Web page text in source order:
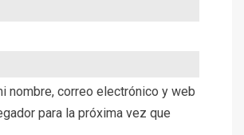
nombre, correo electrónico y web
para la próxima vez que